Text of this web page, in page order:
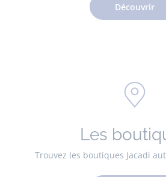
Découvrir
Les
Trouvez les boutiques Jacadi